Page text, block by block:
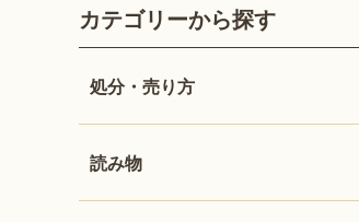
カテゴリーから探す
処分・売り方
読み物